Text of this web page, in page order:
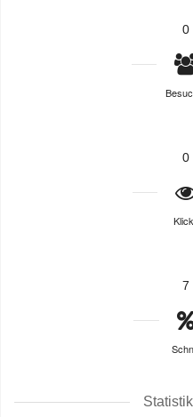
0
0
7